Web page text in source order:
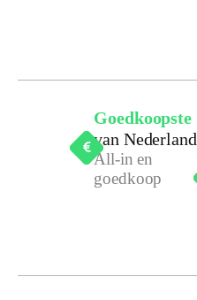
Goedkoopste
van Nederland
All-in en
goedkoop